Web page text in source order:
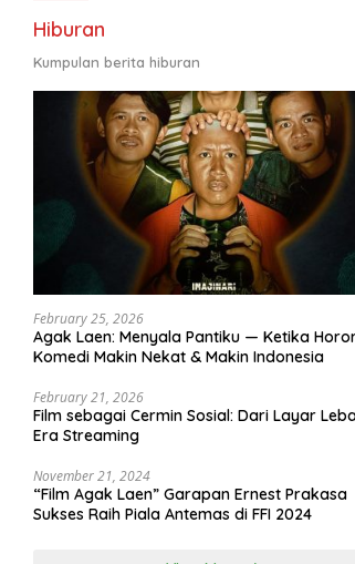
Hiburan
Kumpulan berita hiburan
February 25, 2026
Agak Laen: Menyala Pantiku — Ketika
Komedi Makin Nekat & Makin Indonesia
February 21, 2026
Film sebagai Cermin Sosial: Dari Layar
Era Streaming
November 21, 2024
“Film Agak Laen” Garapan Ernest Prakasa
Sukses Raih Piala Antemas di FFI 2024